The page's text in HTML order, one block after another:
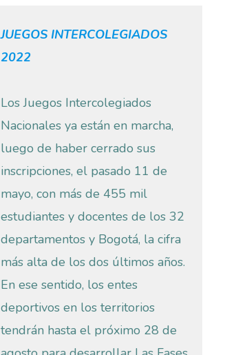
JUEGOS INTERCOLEGIADOS
2022
Los Juegos Intercolegiados
Nacionales ya están en marcha,
luego de haber cerrado sus
inscripciones, el pasado 11 de
mayo, con más de 455 mil
estudiantes y docentes de los 32
departamentos y Bogotá, la cifra
más alta de los dos últimos años.
En ese sentido, los entes
deportivos en los territorios
tendrán hasta el próximo 28 de